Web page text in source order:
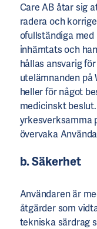
Care AB åtar sig
radera och
ofullständiga
inhämtats och
hållas ansvarig
utelämnanden på
heller för något
medicinskt
yrkesverksamma
övervaka
b. Säkerhet
Användaren är
åtgärder som
tekniska särdrag